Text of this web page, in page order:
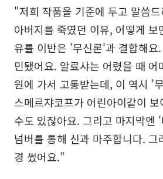
"저희 작품을 기준에 두고 말씀
아버지를 죽였던 이유, 어떻게 보
유를 이반은 '무신론'과 결합해요
민됐어요. 알료샤는 어렸을 때 어
원에 가서 고통받는데, 이 역시 '
스메르쟈코프가 어린아이같이
수도 있잖아요. 그리고 마지막엔
넘버를 통해 신과 마주합니다. 그
경 썼어요."